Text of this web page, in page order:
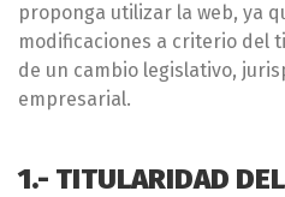
proponga utilizar la web, ya
modificaciones a criterio del
de un cambio legislativo,
empresarial.
1.- TITULARIDAD